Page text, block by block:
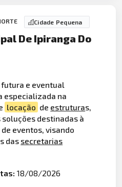
Cidade Pequena
De Ipiranga Do
futura e eventual
especializada na
locação de estruturas,
destinadas à
eventos, visando
das secretarias
18/08/2026